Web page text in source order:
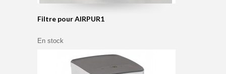
Filtre pour AIRPUR1
En stock